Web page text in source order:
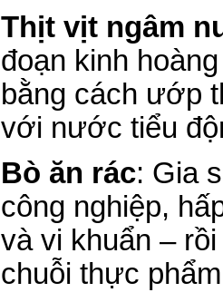
Thịt vịt ngâm
đoạn kinh
bằng cách ướp
với nước tiểu
Bò ăn rác: Gia
công nghiệp,
và vi khuẩn –
chuỗi thực